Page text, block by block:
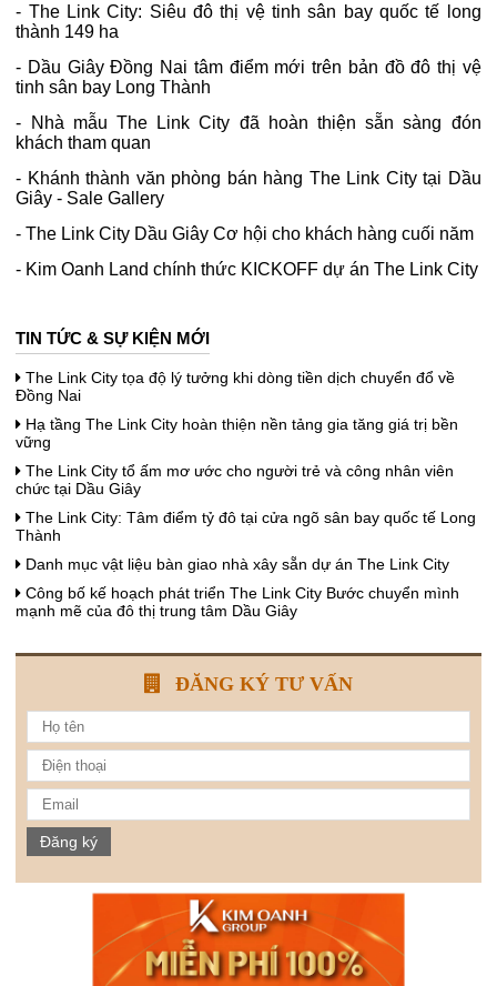
- The Link City: Siêu đô thị vệ tinh sân bay quốc tế long
thành 149 ha
- Dầu Giây Đồng Nai tâm điểm mới trên bản đồ đô thị vệ
tinh sân bay Long Thành
-
Nhà mẫu The Link City đã hoàn thiện sẵn sàng đón
khách tham quan
- Khánh thành văn phòng bán hàng The Link City tại Dầu
Giây - Sale Gallery
-The Link City Dầu Giây Cơ hội cho khách hàng cuối năm
- Kim Oanh Land chính thức KICKOFF dự án The Link City
TIN TỨC & SỰ KIỆN MỚI
The Link City tọa độ lý tưởng khi dòng tiền dịch chuyển đổ về
Đồng Nai
Hạ tầng The Link City hoàn thiện nền tảng gia tăng giá trị bền
vững
The Link City tổ ấm mơ ước cho người trẻ và công nhân viên
chức tại Dầu Giây
The Link City: Tâm điểm tỷ đô tại cửa ngõ sân bay quốc tế Long
Thành
Danh mục vật liệu bàn giao nhà xây sẵn dự án The Link City
Công bố kế hoạch phát triển The Link City Bước chuyển mình
mạnh mẽ của đô thị trung tâm Dầu Giây
ĐĂNG KÝ TƯ VẤN
Đăng ký